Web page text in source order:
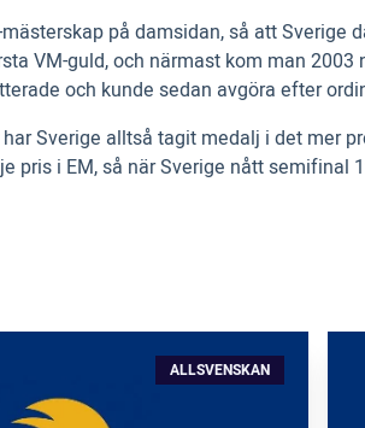
på damsidan, så att Sverige
VM-guld, och närmast kom man
och kunde sedan avgöra efter
Sverige alltså tagit medalj i det mer
i EM, så när Sverige nått
ALLSVENSKAN